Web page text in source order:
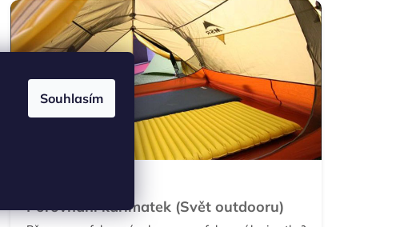
Souhlasím
Porovnání karimatek (Svět outdooru)